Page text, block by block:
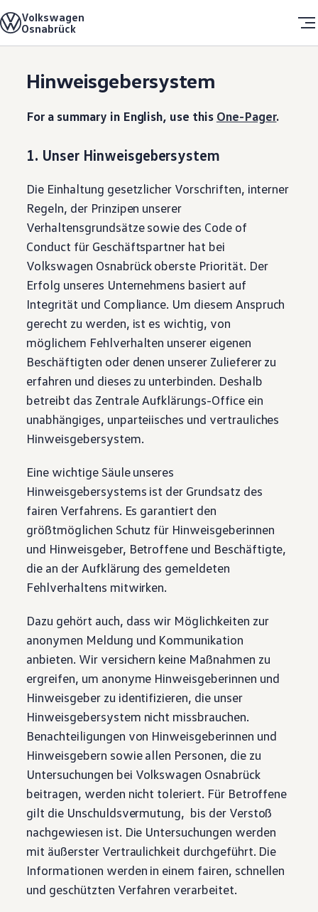
main
to
Volkswagen
Osnabrück
Das Unternehmen
Über uns
Unsere Unternehmenskultur
Einstieg
Studenten
Duales Studium
FOS-Praktikum
Schulpraktikum
Offene Stellen
Bewerbungsprozess
Erlebnis & Besucher
Visitor Walk
Automobilsammlung
Anfahrt & Kontakt
Veranstaltungen
Home Hinweisgebersystem
Hinweisgebersystem
For a summary in English, use this One-Pager.
1. Unser Hinweisgebersystem
Die Einhaltung gesetzlicher Vorschriften, interner
Regeln, der Prinzipen unserer
Verhaltensgrundsätze sowie des Code of
Conduct für Geschäftspartner hat bei
Volkswagen Osnabrück oberste Priorität. Der
Erfolg unseres Unternehmens basiert auf
Integrität und Compliance. Um diesem Anspruch
gerecht zu werden, ist es wichtig, von
möglichem Fehlverhalten unserer eigenen
Beschäftigten oder denen unserer Zulieferer zu
erfahren und dieses zu unterbinden. Deshalb
betreibt das Zentrale Aufklärungs-Office ein
unabhängiges, unparteiisches und vertrauliches
Hinweisgebersystem.
Eine wichtige Säule unseres
Hinweisgebersystems ist der Grundsatz des
fairen Verfahrens. Es garantiert den
größtmöglichen Schutz für Hinweisgeberinnen
und Hinweisgeber, Betroffene und Beschäftigte,
die an der Aufklärung des gemeldeten
Fehlverhaltens mitwirken.
Dazu gehört auch, dass wir Möglichkeiten zur
anonymen Meldung und Kommunikation
anbieten. Wir versichern keine Maßnahmen zu
ergreifen, um anonyme Hinweisgeberinnen und
Hinweisgeber zu identifizieren, die unser
Hinweisgebersystem nicht missbrauchen.
Benachteiligungen von Hinweisgeberinnen und
Hinweisgebern sowie allen Personen, die zu
Untersuchungen bei Volkswagen Osnabrück
beitragen, werden nicht toleriert. Für Betroffene
gilt die Unschuldsvermutung, bis der Verstoß
nachgewiesen ist. Die Untersuchungen werden
mit äußerster Vertraulichkeit durchgeführt. Die
Informationen werden in einem fairen, schnellen
und geschützten Verfahren verarbeitet.